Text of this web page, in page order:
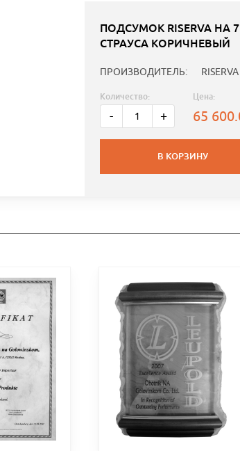
ПОДСУМОК RISERVA НА
СТРАУСА КОРИЧНЕВЫЙ
ПРОИЗВОДИТЕЛЬ: RISERVA
Количество:
- +
Цена:
65
В КОРЗИНУ